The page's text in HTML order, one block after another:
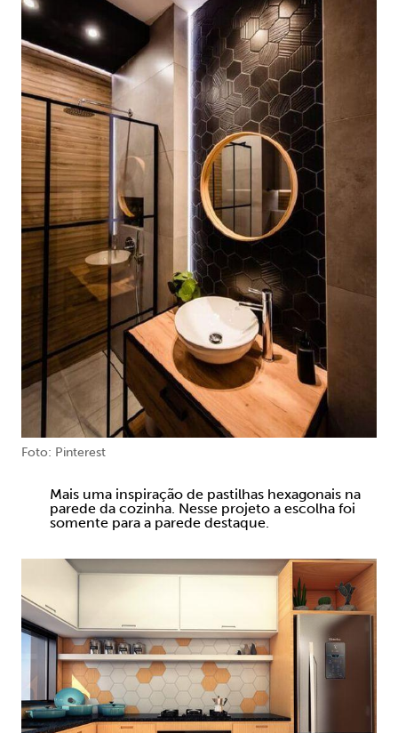
Foto: Pinterest
Mais uma inspiração de pastilhas hexagonais na
parede da cozinha. Nesse projeto a escolha foi
somente para a parede destaque.